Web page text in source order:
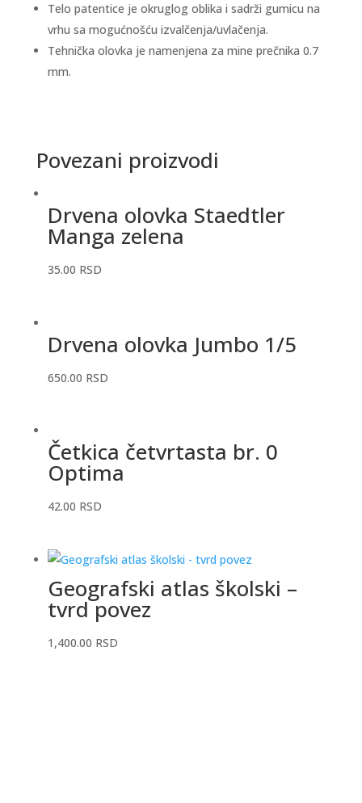
Telo patentice je okruglog oblika i sadrži gumicu na
vrhu sa mogućnošću izvalčenja/uvlačenja.
Tehnička olovka je namenjena za mine prečnika 0.7
mm.
Povezani proizvodi
Drvena olovka Staedtler
Manga zelena
35.00 RSD
Drvena olovka Jumbo 1/5
650.00 RSD
Četkica četvrtasta br. 0
Optima
42.00 RSD
Geografski atlas školski –
tvrd povez
1,400.00 RSD